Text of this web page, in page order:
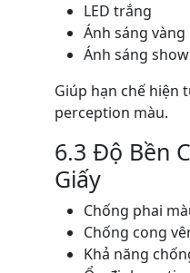
LED trắng
Ánh sáng vàng
Ánh sáng
Giúp hạn chế hiện
perception màu.
6.3 Độ Bền
Giấy
Chống phai
Chống cong
Khả năng